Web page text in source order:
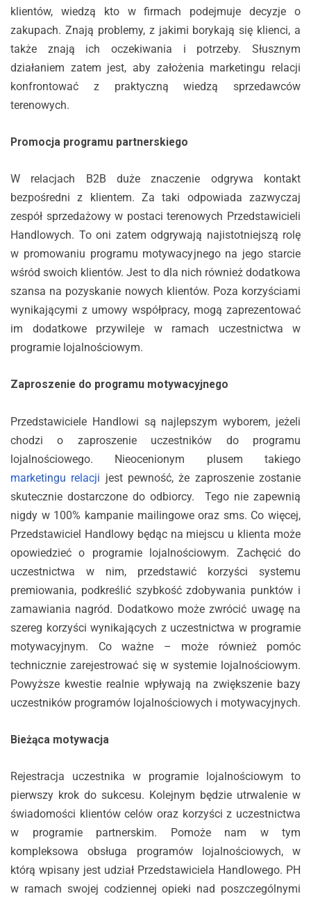
klientów, wiedzą kto w firmach podejmuje decyzje o
zakupach. Znają problemy, z jakimi borykają się klienci, a
także znają ich oczekiwania i potrzeby. Słusznym
działaniem zatem jest, aby założenia marketingu relacji
konfrontować z praktyczną wiedzą sprzedawców
terenowych.
Promocja programu partnerskiego
W relacjach B2B duże znaczenie odgrywa kontakt
bezpośredni z klientem. Za taki odpowiada zazwyczaj
zespół sprzedażowy w postaci terenowych Przedstawicieli
Handlowych. To oni zatem odgrywają najistotniejszą rolę
w promowaniu programu motywacyjnego na jego starcie
wśród swoich klientów. Jest to dla nich również dodatkowa
szansa na pozyskanie nowych klientów. Poza korzyściami
wynikającymi z umowy współpracy, mogą zaprezentować
im dodatkowe przywileje w ramach uczestnictwa w
programie lojalnościowym.
Zaproszenie do programu motywacyjnego
Przedstawiciele Handlowi są najlepszym wyborem, jeżeli
chodzi o zaproszenie uczestników do programu
lojalnościowego. Nieocenionym plusem takiego
marketingu relacji jest pewność, że zaproszenie zostanie
skutecznie dostarczone do odbiorcy. Tego nie zapewnią
nigdy w 100% kampanie mailingowe oraz sms. Co więcej,
Przedstawiciel Handlowy będąc na miejscu u klienta może
opowiedzieć o programie lojalnościowym. Zachęcić do
uczestnictwa w nim, przedstawić korzyści systemu
premiowania, podkreślić szybkość zdobywania punktów i
zamawiania nagród. Dodatkowo może zwrócić uwagę na
szereg korzyści wynikających z uczestnictwa w programie
motywacyjnym. Co ważne – może również pomóc
technicznie zarejestrować się w systemie lojalnościowym.
Powyższe kwestie realnie wpływają na zwiększenie bazy
uczestników programów lojalnościowych i motywacyjnych.
Bieżąca motywacja
Rejestracja uczestnika w programie lojalnościowym to
pierwszy krok do sukcesu. Kolejnym będzie utrwalenie w
świadomości klientów celów oraz korzyści z uczestnictwa
w programie partnerskim. Pomoże nam w tym
kompleksowa obsługa programów lojalnościowych, w
którą wpisany jest udział Przedstawiciela Handlowego. PH
w ramach swojej codziennej opieki nad poszczególnymi